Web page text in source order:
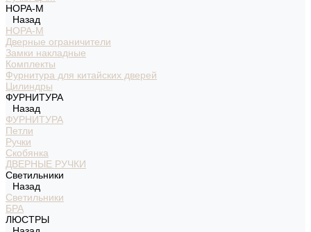
НОРА-М
Назад
НОРА-М
Дверные ограничители
Замки накладные
Комплекты
Фурнитура для китайских дверей
Цилиндры
ФУРНИТУРА
Назад
ФУРНИТУРА
Петли
Ручки
Скобянка
ДВЕРНЫЕ РУЧКИ
Светильники
Назад
Светильники
БРА
ЛЮСТРЫ